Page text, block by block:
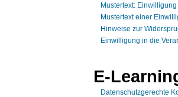
Mustertext:
Mustertext einer
Hinweise zur
Einwilligung in die
E-
Datenschutzgerechte